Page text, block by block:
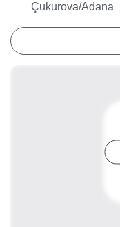
Çukurova/Adana